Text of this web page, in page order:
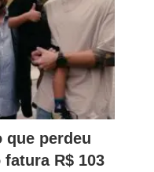
que perdeu
R$ 103